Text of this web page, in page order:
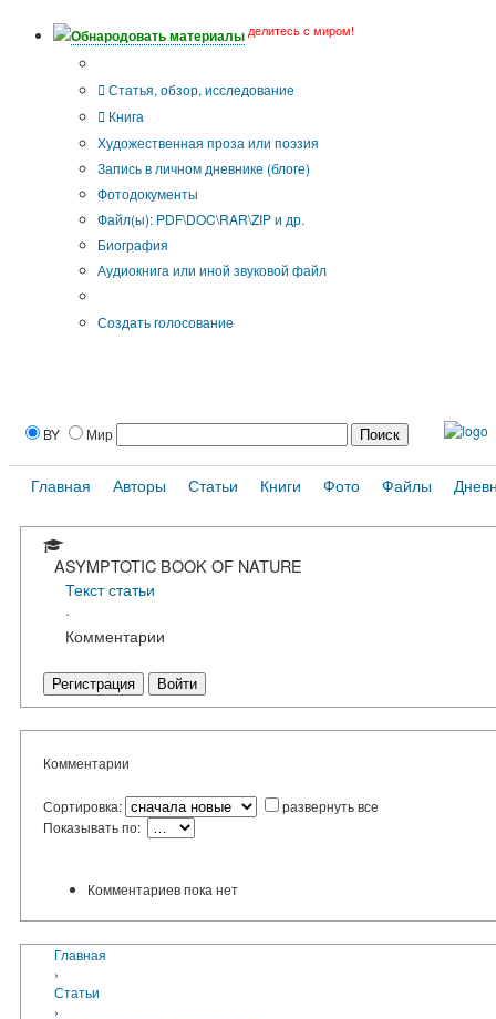
Обнародовать материалы делитесь с миром!
Статья, обзор, исследование
Книга
Художественная проза или поэзия
Запись в личном дневнике (блоге)
Фотодокументы
Файл(ы): PDF\DOC\RAR\ZIP и др.
Биография
Аудиокнига или иной звуковой файл
Создать голосование
BY Мир
Главная Авторы Статьи Книги Фото Файлы
ASYMPTOTIC BOOK OF NATURE
Текст статьи
·
Комментарии
Регистрация Войти
Комментарии
Сортировка:
развернуть все
Показывать по:
Комментариев пока нет
Главная
›
Статьи
›